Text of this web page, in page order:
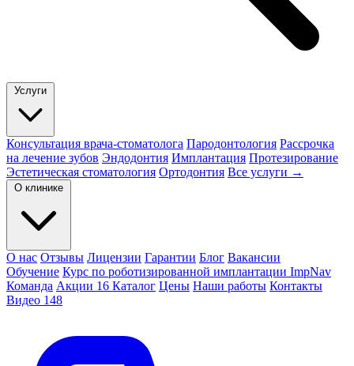
Услуги
Консультация врача-стоматолога Пародонтология Рассрочка
на лечение зубов Эндодонтия Имплантация Протезирование
Эстетическая стоматология Ортодонтия Все услуги →
О клинике
О нас Отзывы Лицензии Гарантии Блог Вакансии
Обучение Курс по роботизированной имплантации ImpNav
Команда Акции 16 Каталог Цены Наши работы Контакты
Видео 148